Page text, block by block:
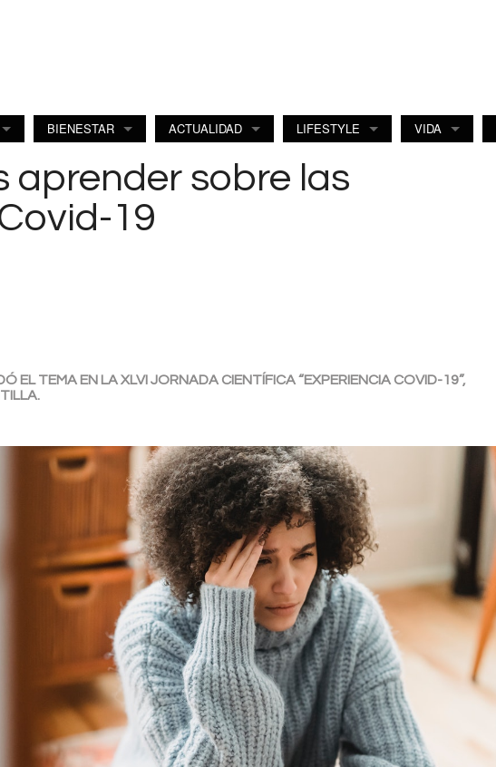
BIENESTAR ACTUALIDAD LIFESTYLE VIDA
aprender sobre las
19
EL TEMA EN LA XLVI JORNADA CIENTÍFICA “EXPERIENCIA COVID-19”,